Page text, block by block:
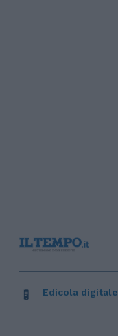
Edicola digitale